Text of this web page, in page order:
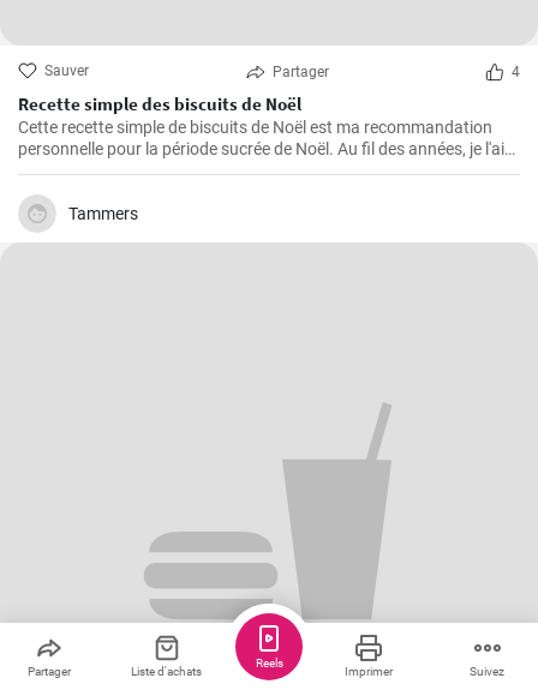
Sauver Partager 4
Recette simple des biscuits de Noël
Cette recette simple de biscuits de Noël est ma recommandation
personnelle pour la période sucrée de Noël. Au fil des années, je l'ai
préparée à plusieurs reprises dans ma propre cuisine et elle s'est
avérée être une favorite absolue - pour moi et pour tous ceux qui ont
eu le plaisir de l'essayer. Les ingrédients sont faciles à trouver et la
manipulation est à la portée de tous, même des débutants en
Tammers
Partager Liste d'achats Imprimer Suivez
Reels